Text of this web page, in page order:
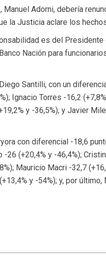
Adorni, debería
la Justicia aclare los
es del Presidente
Nación para
Santilli, con un
Ignacio Torres -16,2
y -36,5%); y Javier
con diferencial -18,6
26 (+20,4% y -46,4%);
Mauricio Macri -32,7
y -54%); y, por último,